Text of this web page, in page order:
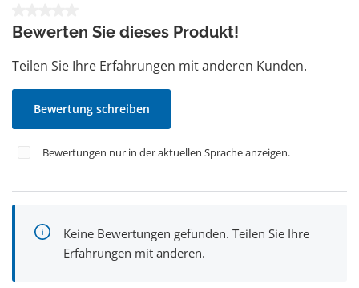
Bewerten Sie dieses Produkt!
Teilen Sie Ihre Erfahrungen mit anderen Kunden.
Bewertung schreiben
Bewertungen nur in der aktuellen Sprache anzeigen.
Keine Bewertungen gefunden. Teilen Sie Ihre
Erfahrungen mit anderen.